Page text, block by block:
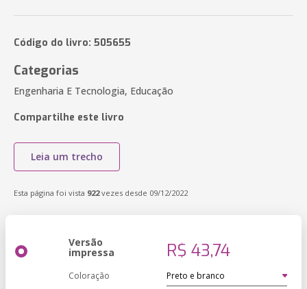
Código do livro: 505655
Categorias
Engenharia E Tecnologia, Educação
Compartilhe este livro
Leia um trecho
Esta página foi vista 922vezes desde 09/12/2022
Versão
impressa R$ 43,74
Coloração